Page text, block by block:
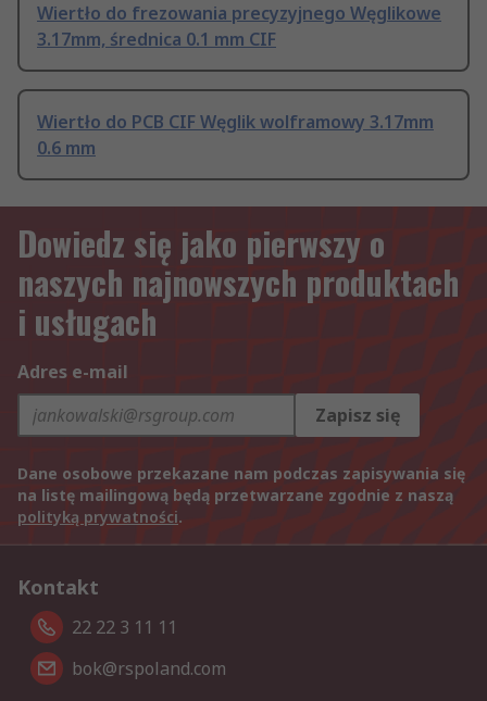
Wiertło do frezowania precyzyjnego Węglikowe
3.17mm, średnica 0.1 mm CIF
Wiertło do PCB CIF Węglik wolframowy 3.17mm
0.6 mm
Dowiedz się jako pierwszy o
naszych najnowszych produktach
i usługach
Adres e-mail
Zapisz się
Dane osobowe przekazane nam podczas zapisywania się
na listę mailingową będą przetwarzane zgodnie z naszą
polityką prywatności.
Kontakt
22 22 3 11 11
bok@rspoland.com